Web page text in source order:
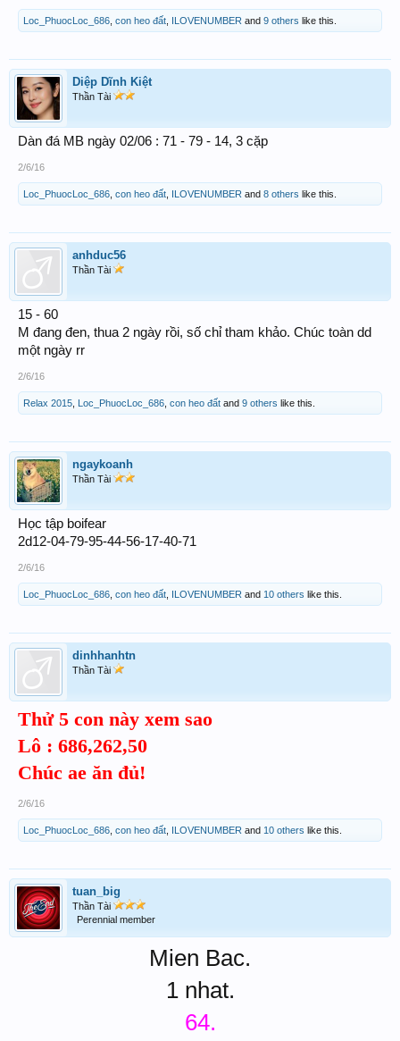
Loc_PhuocLoc_686 con heo đất ILOVENUMBER and 9 others like this.
Diệp Dĩnh Kiệt
Thần Tài
Dàn đá MB ngày 02/06 : 71 - 79 - 14, 3 cặp
2/6/16
Loc_PhuocLoc_686 con heo đất ILOVENUMBER and 8 others like this.
anhduc56
Thần Tài
15 - 60
M đang đen, thua 2 ngày rồi, số chỉ tham khảo. Chúc toàn dd
một ngày rr
2/6/16
Relax 2015 Loc_PhuocLoc_686 con heo đất and 9 others like this.
ngaykoanh
Thần Tài
Học tập boifear
2d12-04-79-95-44-56-17-40-71
2/6/16
Loc_PhuocLoc_686 con heo đất ILOVENUMBER and 10 others like this.
dinhhanhtn
Thần Tài
Thử 5 con này xem sao
Lô : 686,262,50
Chúc ae ăn đủ!
2/6/16
Loc_PhuocLoc_686 con heo đất ILOVENUMBER and 10 others like this.
tuan_big
Thần Tài
Perennial member
Mien Bac.
1 nhat.
64.